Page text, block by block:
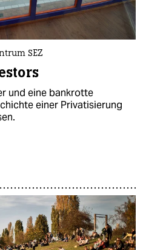
SEZ
und eine bankrotte
einer Privatisierung